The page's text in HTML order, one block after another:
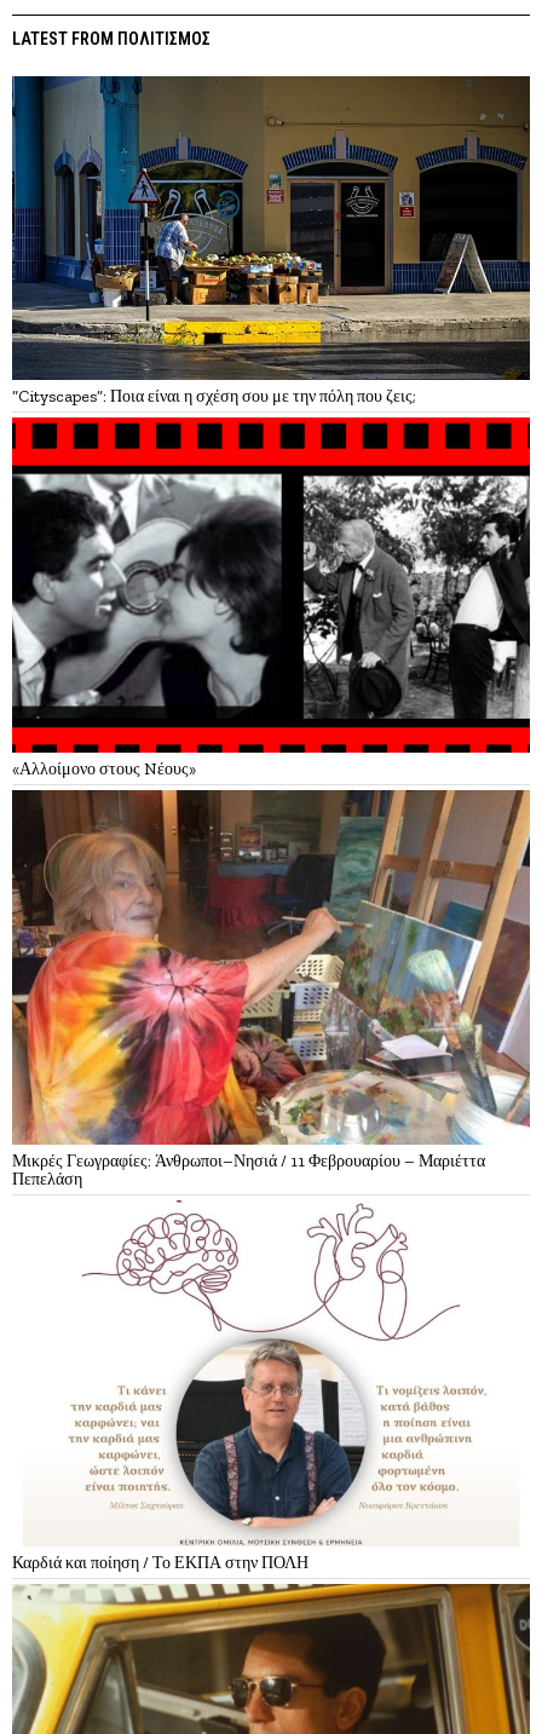
LATEST FROM ΠΟΛΙΤΙΣΜΟΣ
“Cityscapes”: Ποια είναι η σχέση σου με την πόλη που ζεις;
«Αλλοίμονο στους Nέους»
Μικρές Γεωγραφίες: Άνθρωποι–Νησιά / 11 Φεβρουαρίου – Μαριέττα
Πεπελάση
Καρδιά και ποίηση / Το ΕΚΠΑ στην ΠΟΛΗ